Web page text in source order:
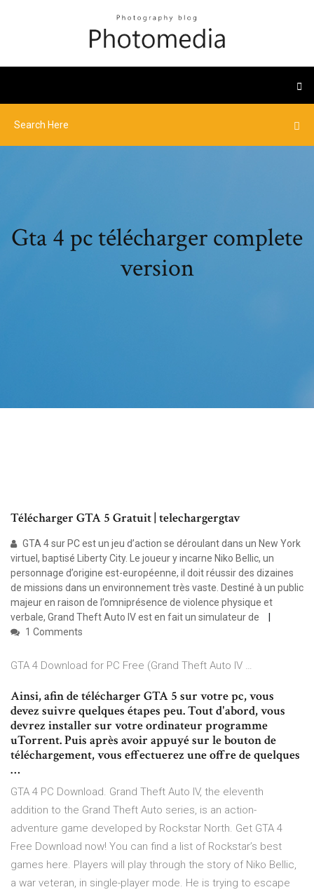
Gta 4 pc télécharger complete
version
Télécharger GTA 5 Gratuit | telechargergtav
GTA 4 sur PC est un jeu d’action se déroulant dans un New York
virtuel, baptisé Liberty City. Le joueur y incarne Niko Bellic, un
personnage d’origine est-européenne, il doit réussir des dizaines
de missions dans un environnement très vaste. Destiné à un public
majeur en raison de l’omniprésence de violence physique et
verbale, Grand Theft Auto IV est en fait un simulateur de
1 Comments
GTA 4 Download for PC Free (Grand Theft Auto IV …
Ainsi, afin de télécharger GTA 5 sur votre pc, vous
devez suivre quelques étapes peu. Tout d'abord, vous
devrez installer sur votre ordinateur programme
uTorrent. Puis après avoir appuyé sur le bouton de
téléchargement, vous effectuerez une offre de quelques
…
GTA 4 PC Download. Grand Theft Auto IV, the eleventh
addition to the Grand Theft Auto series, is an action-
adventure game developed by Rockstar North. Get GTA 4
Free Download now! You can find a list of Rockstar’s best
games here. Players will play through the story of Niko Bellic,
a war veteran, in single-player mode. He is trying to escape